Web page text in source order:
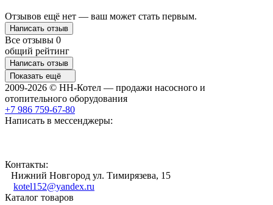
Отзывов ещё нет — ваш может стать первым.
Написать отзыв
Все отзывы 0
общий рейтинг
Написать отзыв
Показать ещё
2009-2026 © НН-Котел — продажи насосного и
отопительного оборудования
+7 986 759-67-80
Написать в мессенджеры:
Контакты:
Нижний Новгород ул. Тимирязева, 15
kotel152@yandex.ru
Каталог товаров